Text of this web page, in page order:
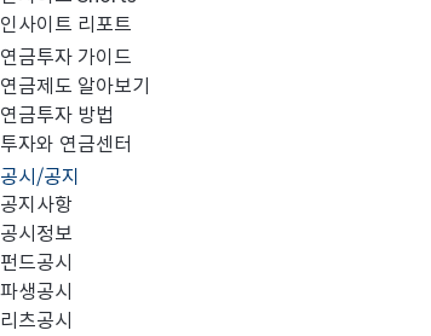
인사이트 리포트
연금투자 가이드
연금제도 알아보기
연금투자 방법
투자와 연금센터
공시/공지
공지사항
공시정보
펀드공시
파생공시
리츠공시
고난도금융투자상품_공시_20240503